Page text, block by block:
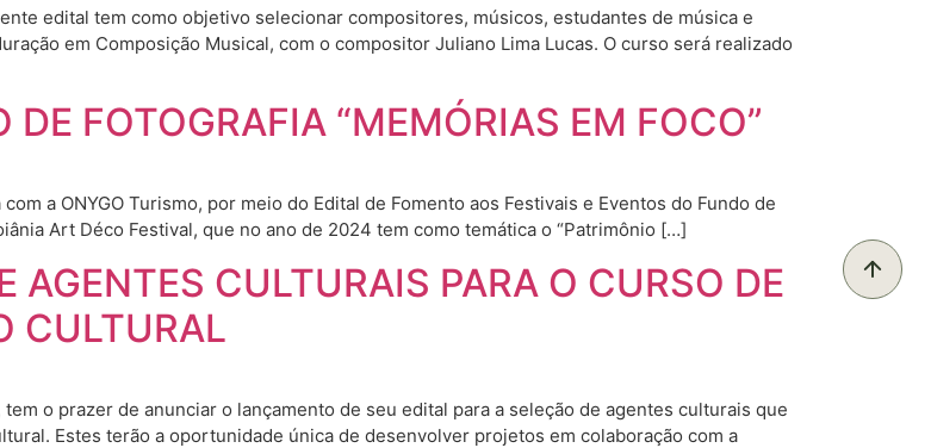
edital tem como objetivo selecionar compositores, músicos, estudantes de música e
em Composição Musical, com o compositor Juliano Lima Lucas. O curso será realizado
FOTOGRAFIA “MEMÓRIAS EM FOCO”
a ONYGO Turismo, por meio do Edital de Fomento aos Festivais e Eventos do Fundo de
Art Déco Festival, que no ano de 2024 tem como temática o “Patrimônio […]
CULTURAIS PARA O CURSO DE
CULTURAL
o prazer de anunciar o lançamento de seu edital para a seleção de agentes culturais que
Estes terão a oportunidade única de desenvolver projetos em colaboração com a